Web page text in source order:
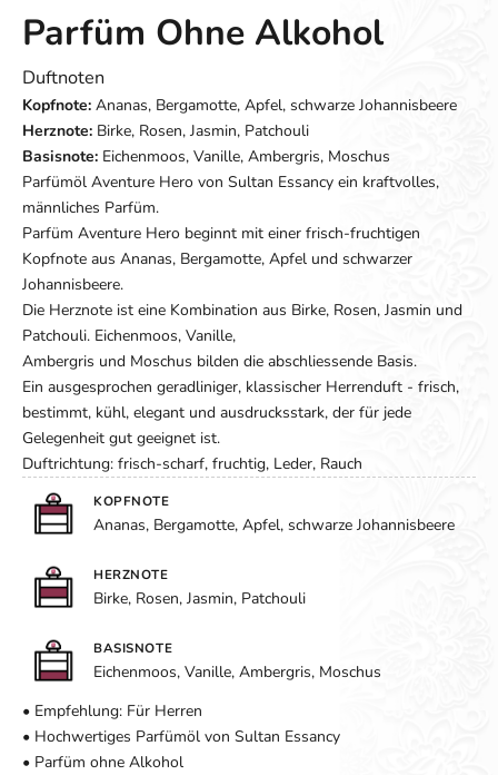
Parfüm Ohne Alkohol
Duftnoten
Kopfnote: Ananas, Bergamotte, Apfel, schwarze Johannisbeere
Herznote: Birke, Rosen, Jasmin, Patchouli
Basisnote: Eichenmoos, Vanille, Ambergris, Moschus
Parfümöl Aventure Hero von Sultan Essancy ein kraftvolles,
männliches Parfüm.
Parfüm Aventure Hero beginnt mit einer frisch-fruchtigen
Kopfnote aus Ananas, Bergamotte, Apfel und schwarzer
Johannisbeere.
Die Herznote ist eine Kombination aus Birke, Rosen, Jasmin und
Patchouli. Eichenmoos, Vanille,
Ambergris und Moschus bilden die abschliessende Basis.
Ein ausgesprochen geradliniger, klassischer Herrenduft - frisch,
bestimmt, kühl, elegant und ausdrucksstark, der für jede
Gelegenheit gut geeignet ist.
Duftrichtung: frisch-scharf, fruchtig, Leder, Rauch
KOPFNOTE
Ananas, Bergamotte, Apfel, schwarze Johannisbeere
HERZNOTE
Birke, Rosen, Jasmin, Patchouli
BASISNOTE
Eichenmoos, Vanille, Ambergris, Moschus
• Empfehlung: Für Herren
• Hochwertiges Parfümöl von Sultan Essancy
• Parfüm ohne Alkohol